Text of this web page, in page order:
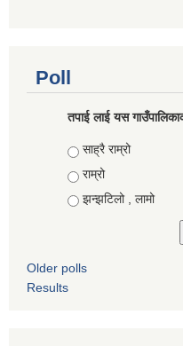
Poll
तपाई लाई यस
Choices
साह्रै राम्रो
राम्रो
झन्झटिलो , लामो
Older polls
Results